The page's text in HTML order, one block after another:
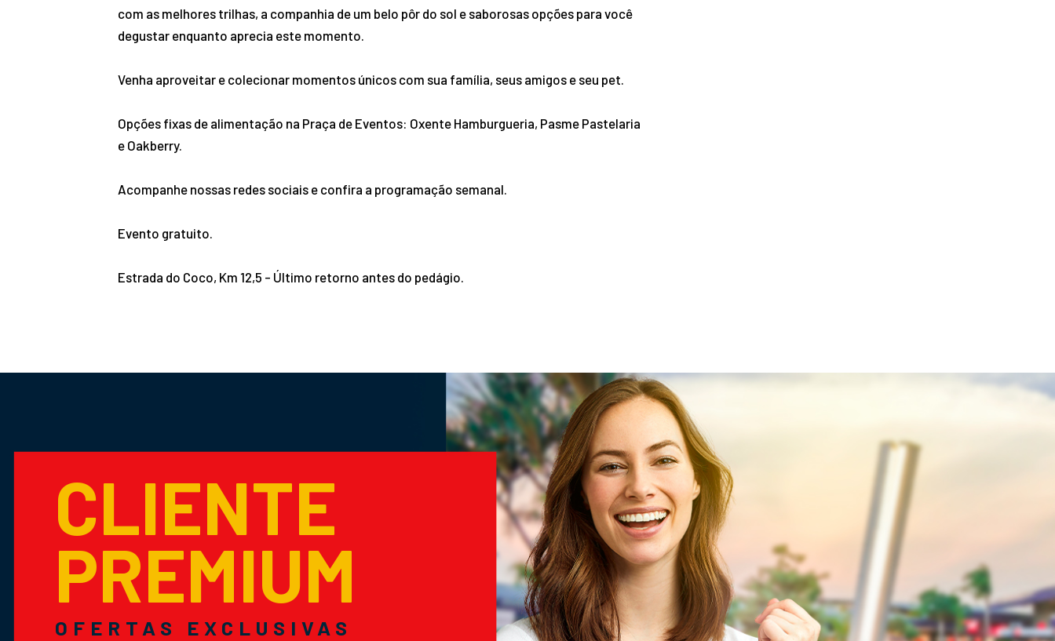
com as melhores trilhas, a companhia de um belo pôr do sol e saborosas opções para você
degustar enquanto aprecia este momento.
Venha aproveitar e colecionar momentos únicos com sua família, seus amigos e seu pet.
Opções fixas de alimentação na Praça de Eventos: Oxente Hamburgueria, Pasme Pastelaria
e Oakberry.
Acompanhe nossas redes sociais e confira a programação semanal.
Evento gratuito.
Estrada do Coco, Km 12,5 - Último retorno antes do pedágio.
CLIENTE
PREMIUM
OFERTAS EXCLUSIVAS